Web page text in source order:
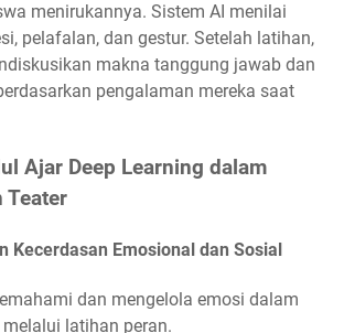
menirukannya. Sistem AI menilai
pelafalan, dan gestur. Setelah latihan,
makna tanggung jawab dan
pengalaman mereka saat
Ajar Deep Learning dalam
Teater
Kecerdasan Emosional dan Sosial
dan mengelola emosi dalam
latihan peran.